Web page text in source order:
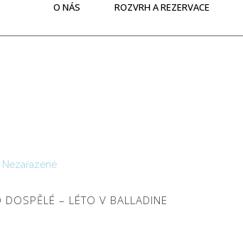
O NÁS ROZVRH A REZERVACE
Nezařazené
DOSPĚLÉ – LÉTO V BALLADINE